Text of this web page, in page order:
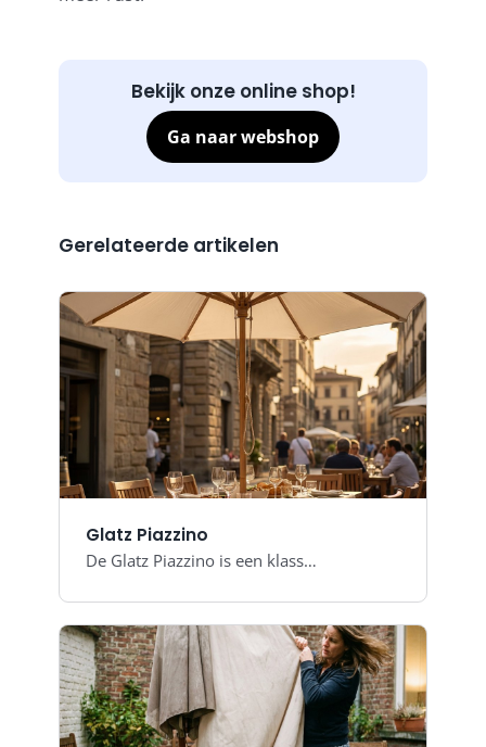
Bekijk onze online shop!
Ga naar webshop
Gerelateerde artikelen
Glatz Piazzino
De Glatz Piazzino is een klass…